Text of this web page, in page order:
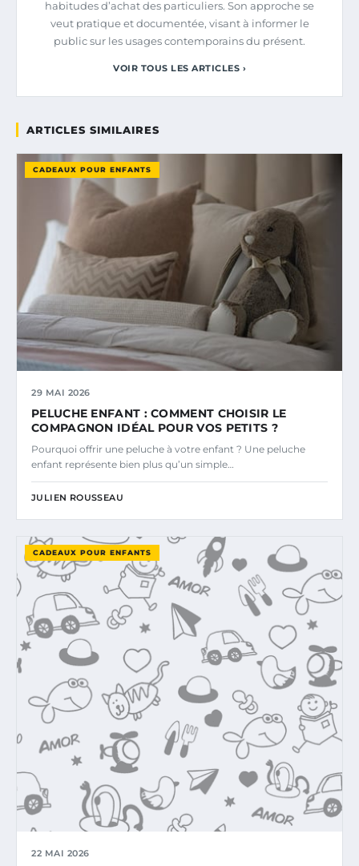
habitudes d’achat des particuliers. Son approche se
veut pratique et documentée, visant à informer le
public sur les usages contemporains du présent.
VOIR TOUS LES ARTICLES ›
ARTICLES SIMILAIRES
CADEAUX POUR ENFANTS
29 MAI 2026
PELUCHE ENFANT : COMMENT CHOISIR LE
COMPAGNON IDÉAL POUR VOS PETITS ?
Pourquoi offrir une peluche à votre enfant ? Une peluche
enfant représente bien plus qu’un simple…
JULIEN ROUSSEAU
CADEAUX POUR ENFANTS
22 MAI 2026